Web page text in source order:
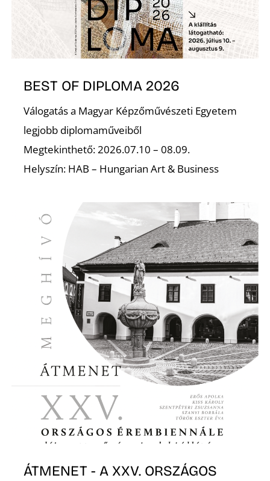
BEST OF DIPLOMA 2026
Válogatás a Magyar Képzőművészeti Egyetem
legjobb diplomaműveiből
Megtekinthető: 2026.07.10 – 08.09.
Helyszín: HAB – Hungarian Art & Business
ÁTMENET - A XXV. ORSZÁGOS